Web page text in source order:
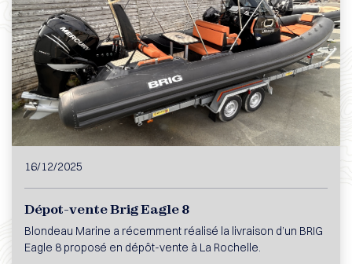
16/12/2025
Dépot-vente Brig Eagle 8
Blondeau Marine a récemment réalisé la livraison d’un BRIG
Eagle 8 proposé en dépôt-vente à La Rochelle.